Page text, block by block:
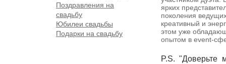
Поздравления на
свадьбу
Юбилеи свадьбы
Подарки на свадьбу
ярких
поколения
креативный и
этом уже
опытом в event-
P.S. "Доверьте